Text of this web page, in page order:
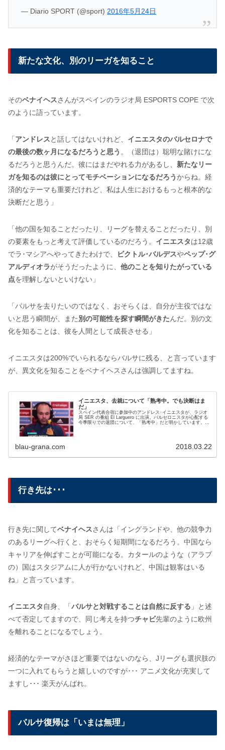
— Diario SPORT (@sport) 2016年5月24日
新たな文化、別のリーガを知ること
そのベナイヘスさんがスペインのラジオ局 ESPORTS COPE で次
のように語っています。
「 アンドレスと話してはないけれど、 イニエスタのバルセロナで
の最後の数ヶ月になるだろうと思う 。（退団は）聡明な賭けにな
るだろうと思うんだ。彼にはまだやれる力があるし、 新たなリー
ガを知るのは彼にとってモチベーションになるだろうからね。経
済的なテーマも重要だけれど、私は人生におけるもっと根本的な
決断だと思う」
「他の国を知ることだったり、リーグを替えることだったり、別
の要素をもっと考えて評価しているのだろう。 イニエスタは12歳
でラ･マシアへやってきたわけで、
ビクトル･バルデスやペップ･グ
アルディオラがそうだったように、 他のことを知りたがっている
点を理解しないといけない」
「バルサを去りたいのではなく、おそらくは、自分が主役ではな
いと思う瞬間が、また別の可能性を探す瞬間がきたんだ。別の文
化を知ることは、彼を人間として成長させる」
イニエスタは200%でいられるならバルサに残る、と言っています
が、異文化を知ることをベナイヘスさんは強調してますね。
イニエスタ、去就について「熟考中。でも決断はま
だ」
スペイン代表合宿に参加中のアンドレス･イニエスタが、ラジオ
局 SER の番組 El Larguero に出演。バルセロニスタが心配する
今季限りでの退団について、「熟考中」だと明かしています。ク
blau-grana.com 2018.03.22
行き先は･･･
行き先に関してベナイヘスさんは「イングランドや、他の競争力
のあるリーグへ行くと、おそらく短期間になるだろう。中国なら
キャリアを伸ばすことが可能になる。カタールのような（アラブ
の）国はスタジアムに人が行かないけれど、中国は観客はいる
ね」と言っています。
イニエスタ 自身、「 バルサと対戦することは自然に反する 」と述
べて否定してますので、同じ考えを持つチャビ先輩のように欧州
を離れることになるでしょう。
経済的なテーマがさほど重要ではないのなら、Jリーグも選択肢の
一つに入れてもらうと嬉しいのですが･･･ アニメ文化が充実して
ますし･･･ 楽天がんばれ。
バルサ復帰は「いまは無理」